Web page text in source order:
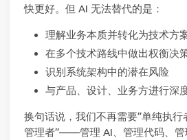
快更好。但 AI 无法替代的是：
理解业务本质并转化为技术方
在多个技术路线中做出权衡决
识别系统架构中的潜在风险
与产品、设计、业务方进行深
换句话说，我们不再需要”单纯执行
管理者”——管理 AI、管理代码、管